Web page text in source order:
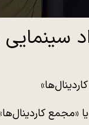
«مجمع